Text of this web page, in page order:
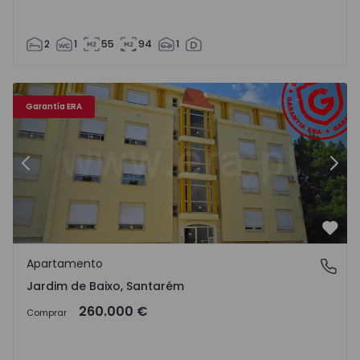
2 1 55 94 1
Garantía ERA
- 14
Apartamento T3 Santarém, Jardim de Baixo - 1300015 - 1
Anterior
Jardim de Baixo, Santarém
Apartamento
Jardim de Baixo, Santarém
Comprar 260.000 €